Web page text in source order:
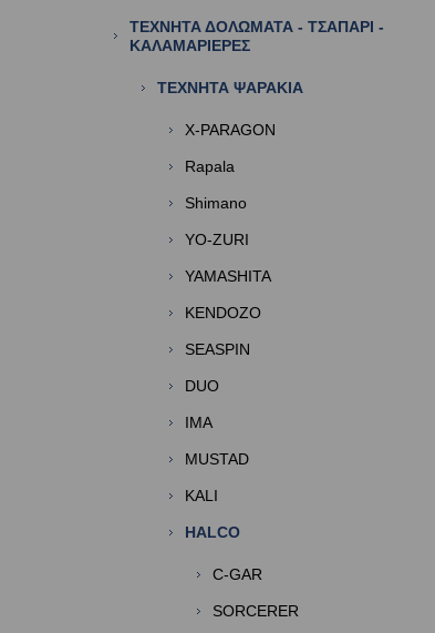
ΤΕΧΝΗΤΑ ΔΟΛΩΜΑΤΑ - ΤΣΑΠΑΡΙ -
ΚΑΛΑΜΑΡΙΕΡΕΣ
ΤΕΧΝΗΤΑ ΨΑΡΑΚΙΑ
X-PARAGON
Rapala
Shimano
YO-ZURI
YAMASHITA
KENDOZO
SEASPIN
DUO
IMA
MUSTAD
KALI
HALCO
C-GAR
SORCERER